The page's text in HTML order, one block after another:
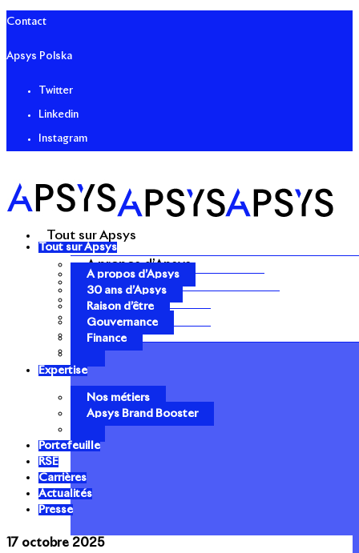
Contact
Apsys Polska
Twitter
Linkedin
Instagram
Tout sur Apsys
A propos d’Apsys
30 ans d’Apsys
Raison d’être
Gouvernance
Finance
Tout sur Apsys
A propos d’Apsys
30 ans d’Apsys
Raison d’être
Gouvernance
Finance
Expertise
Nos métiers
Apsys Brand Booster
Portefeuille
RSE
Carrières
Actualités
Presse
17 octobre 2025